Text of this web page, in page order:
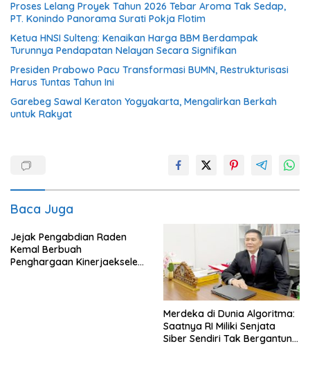
Proses Lelang Proyek Tahun 2026 Tebar Aroma Tak Sedap,
PT. Konindo Panorama Surati Pokja Flotim
Ketua HNSI Sulteng: Kenaikan Harga BBM Berdampak
Turunnya Pendapatan Nelayan Secara Signifikan
Presiden Prabowo Pacu Transformasi BUMN, Restrukturisasi
Harus Tuntas Tahun Ini
Garebeg Sawal Keraton Yogyakarta, Mengalirkan Berkah
untuk Rakyat
Baca Juga
Jejak Pengabdian Raden
Kemal Berbuah
Penghargaan Kinerjaekselen
Merdeka di Dunia Algoritma:
Saatnya RI Miliki Senjata
Siber Sendiri Tak Bergantung